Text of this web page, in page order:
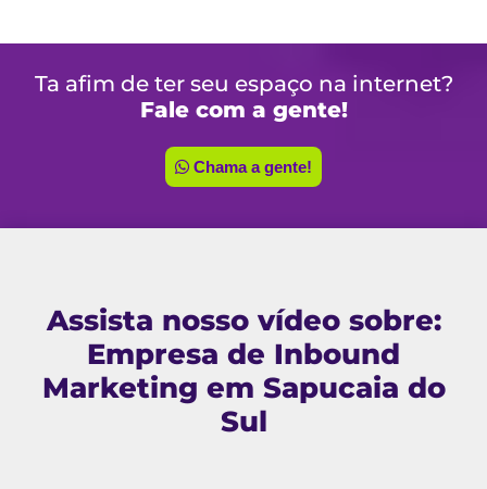
Ta afim de ter seu espaço na internet?
Fale com a gente!
Chama a gente!
Assista nosso vídeo sobre:
Empresa de Inbound
Marketing em Sapucaia do
Sul